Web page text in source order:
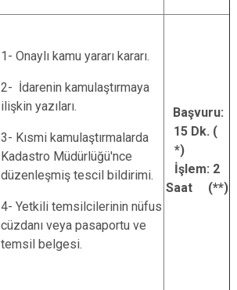
1- Onaylı kamu yararı kararı.
2- İdarenin kamulaştırmaya
ilişkin yazıları.
3- Kısmi kamulaştırmalarda
Kadastro Müdürlüğü'nce
düzenleşmiş tescil bildirimi.
4- Yetkili temsilcilerinin nüfus
cüzdanı veya pasaportu ve
temsil belgesi.
Başvuru:
15 Dk. (
*)
İşlem: 2
Saat (**)